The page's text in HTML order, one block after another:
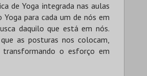
de Yoga integrada nas aulas
para cada um de nós em
daquilo que está em nós.
as posturas nos colocam,
o esforço em